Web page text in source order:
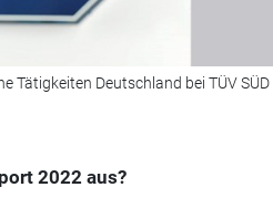
Tätigkeiten Deutschland bei TÜV SÜD
2022 aus?